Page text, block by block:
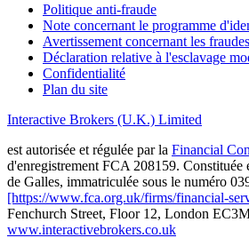
Politique anti-fraude
Note concernant le programme
Avertissement concernant les
Déclaration relative à l'esclavage
Confidentialité
Plan du site
Interactive Brokers (U.K.) Limited
est autorisée et régulée par la Financial
d'enregistrement FCA 208159. Constituée
de Galles, immatriculée sous le numéro
[https://www.fca.org.uk/firms/financial-
Fenchurch Street, Floor 12, London
www.interactivebrokers.co.uk